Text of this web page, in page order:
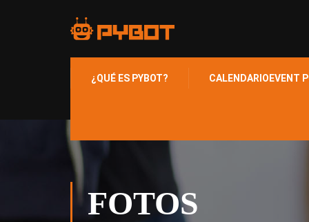
¿QUÉ ES PYBOT? CALENDARIO EVENT
FOTOS